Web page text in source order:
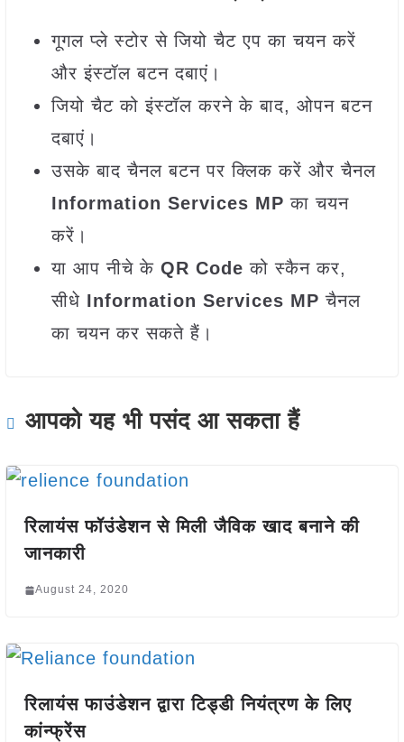
गूगल प्ले स्टोर से जियो चैट एप का चयन करें
और इंस्टॉल बटन दबाएं।
जियो चैट को इंस्टॉल करने के बाद, ओपन बटन
दबाएं।
उसके बाद चैनल बटन पर क्लिक करें और चैनल
Information Services MP का चयन
करें।
या आप नीचे के QR Code को स्कैन कर,
सीधे Information Services MP चैनल
का चयन कर सकते हैं।
आपको यह भी पसंद आ सकता हैं
रिलायंस फॉउंडेशन से मिली जैविक खाद बनाने की
जानकारी
August 24, 2020
रिलायंस फाउंडेशन द्वारा टिड्डी नियंत्रण के लिए
कांन्फ्रेंस